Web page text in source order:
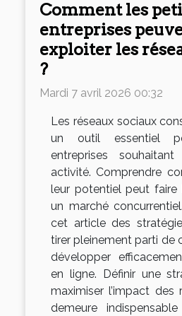
Comment les
entreprises
exploiter les
?
Mardi 7 avril 2026 00:32
Les réseaux sociaux
un outil essentiel
entreprises
activité. Comprendre
leur potentiel peut faire
un marché
cet article des
tirer pleinement parti de
développer
en ligne. Définir une
maximiser l’impact des
demeure